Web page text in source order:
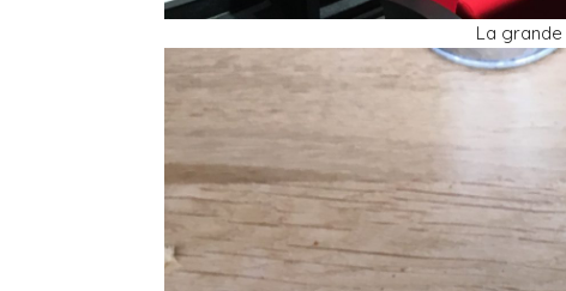
La